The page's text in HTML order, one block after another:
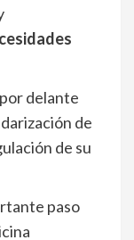
delante
de
de su
paso